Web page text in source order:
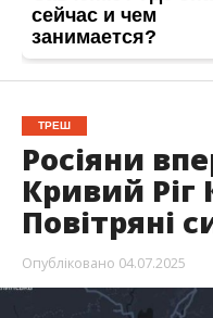
ТРЕШ
Росіяни
Кривий Ріг
Повітряні
Опубліковано 04.07.2025